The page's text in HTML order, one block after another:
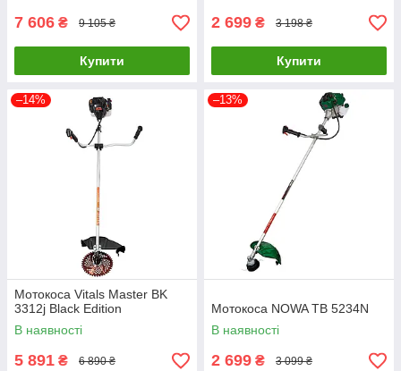
7 606 ₴ 9 105 ₴
Купити
2 699 ₴ 3 198 ₴
Купити
–14%
Мотокоса Vitals Master BK
3312j Black Edition
В наявності
5 891 ₴ 6 890 ₴
–13%
Мотокоса NOWA TB 5234N
В наявності
2 699 ₴ 3 099 ₴